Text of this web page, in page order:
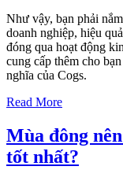
Như vậy, bạn phải
doanh nghiệp, hiệu
đóng qua hoạt động
cung cấp thêm cho
nghĩa của Cogs.
Read More
Mùa đông
tốt nhất?